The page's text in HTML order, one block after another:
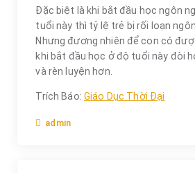
Đặc biệt là khi bắt đầu học ngôn
tuổi này thì tỷ lệ trẻ bị rối loạn
Nhưng đương nhiên để con có
khi bắt đầu học ở độ tuổi này đòi
và rèn luyện hơn.
Trích Báo: Giáo Dục Thời Đại
admin